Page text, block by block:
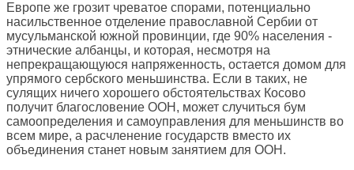
Европе же грозит чреватое спорами, потенциально
насильственное отделение православной Сербии от
мусульманской южной провинции, где 90% населения -
этнические албанцы, и которая, несмотря на
непрекращающуюся напряженность, остается домом для
упрямого сербского меньшинства. Если в таких, не
сулящих ничего хорошего обстоятельствах Косово
получит благословение ООН, может случиться бум
самоопределения и самоуправления для меньшинств во
всем мире, а расчленение государств вместо их
объединения станет новым занятием для ООН.